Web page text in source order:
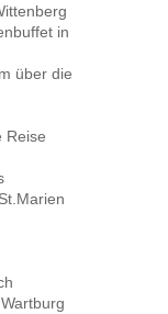
in
über die
Reise
Wartburg